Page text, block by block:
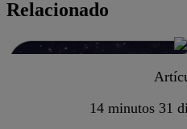
Relacionado
14 minutos 31